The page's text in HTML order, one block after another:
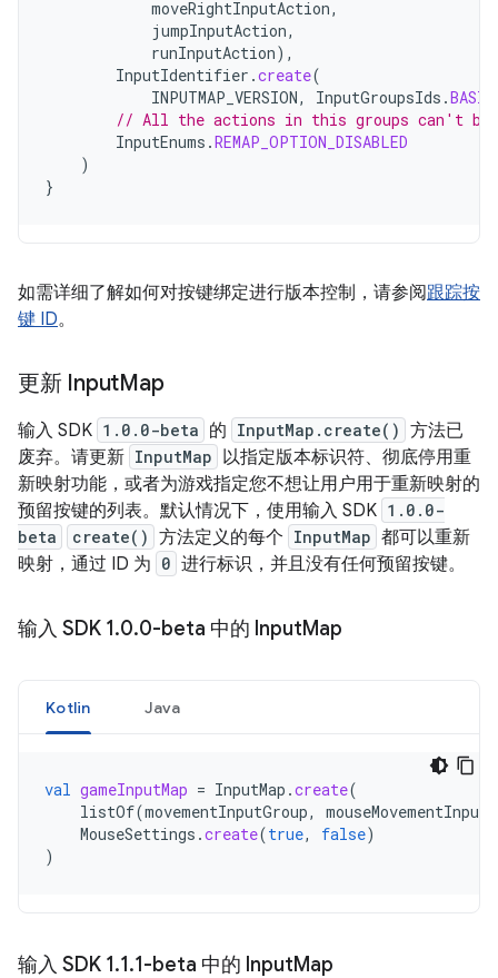
moveRightInputAction,
jumpInputAction,
runInputAction),
InputIdentifier .create(
INPUTMAP_VERSION, InputGroupsIds .
// All the actions in this groups can't be
InputEnums .REMAP_OPTION_DISABLED
)
}
如需详细了解如何对按键绑定进行版本控制，请参阅跟踪按
键 ID。
更新 InputMap
输入 SDK 1.0.0-beta 的 InputMap.create() 方法已
废弃。请更新 InputMap 以指定版本标识符、彻底停用重
新映射功能，或者为游戏指定您不想让用户用于重新映射的
预留按键的列表。默认情况下，使用输入 SDK 1.0.0-
beta
create() 方法定义的每个 InputMap 都可以重新
映射，通过 ID 为 0 进行标识，并且没有任何预留按键。
输入 SDK 1.0.0-beta 中的 InputMap
Kotlin Java
val gameInputMap = InputMap .create(
listOf(movementInputGroup,
MouseSettings .create(true, false)
)
输入 SDK 1.1.1-beta 中的 InputMap